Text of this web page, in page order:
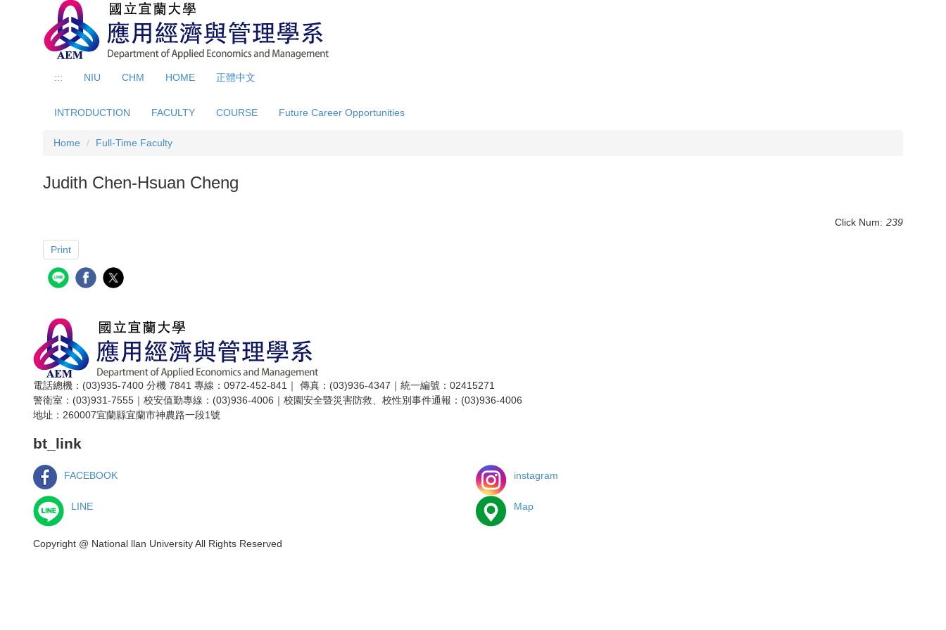
::: NIU CHM HOME 正體中文
INTRODUCTION FACULTY COURSE Future Career Opportunities
Home Full-Time Faculty
Judith Chen-Hsuan Cheng
Click Num: 239
Print
電話總機：(03)935-7400 分機 7841 專線：0972-452-841｜
傳真：(03)936-4347｜統一編號：02415271
警衛室：(03)931-7555｜ 校安值勤專線：(03)936-4006｜ 校園安全暨災害防救、校性別事件通報：(03)936-4006
地址：260007宜蘭縣宜蘭市神農路一段1號
bt_link
FACEBOOK instagram
LINE Map
Copyright @ National llan University All Rights Reserved